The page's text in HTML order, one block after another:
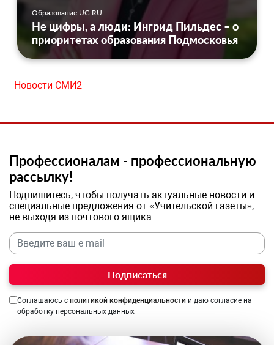
Образование UG.RU
Не цифры, а люди: Ингрид Пильдес – о
приоритетах образования Подмосковья
Новости СМИ2
Профессионалам - профессиональную
рассылку!
Подпишитесь, чтобы получать актуальные новости и
специальные предложения от «Учительской газеты»,
не выходя из почтового ящика
Подписаться
Соглашаюсь с политикой конфиденциальности и даю согласие на
обработку персональных данных